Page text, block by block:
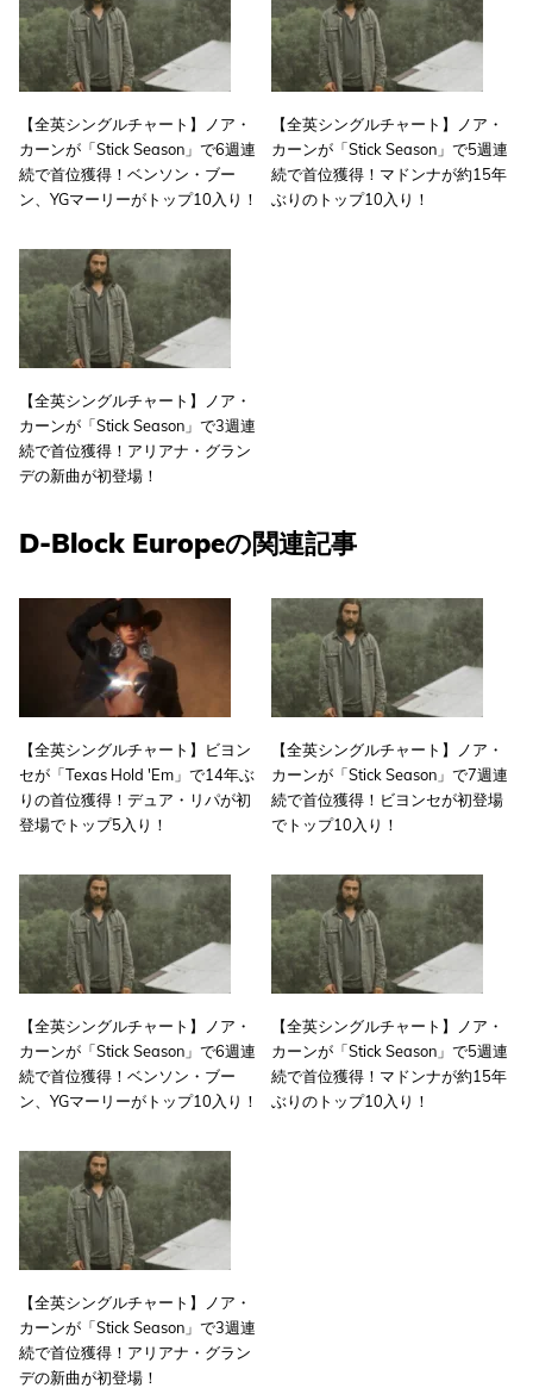
【全英シングルチャート】ノア・
カーンが「Stick Season」で6週連
続で首位獲得！ベンソン・ブー
ン、YGマーリーがトップ10入り！
【全英シングルチャート】ノア・
カーンが「Stick Season」で5週連
続で首位獲得！マドンナが約15年
ぶりのトップ10入り！
【全英シングルチャート】ノア・
カーンが「Stick Season」で3週連
続で首位獲得！アリアナ・グラン
デの新曲が初登場！
D-Block Europeの関連記事
【全英シングルチャート】ビヨン
セが「Texas Hold 'Em」で14年ぶ
りの首位獲得！デュア・リパが初
登場でトップ5入り！
【全英シングルチャート】ノア・
カーンが「Stick Season」で7週連
続で首位獲得！ビヨンセが初登場
でトップ10入り！
【全英シングルチャート】ノア・
カーンが「Stick Season」で6週連
続で首位獲得！ベンソン・ブー
ン、YGマーリーがトップ10入り！
【全英シングルチャート】ノア・
カーンが「Stick Season」で5週連
続で首位獲得！マドンナが約15年
ぶりのトップ10入り！
【全英シングルチャート】ノア・
カーンが「Stick Season」で3週連
続で首位獲得！アリアナ・グラン
デの新曲が初登場！